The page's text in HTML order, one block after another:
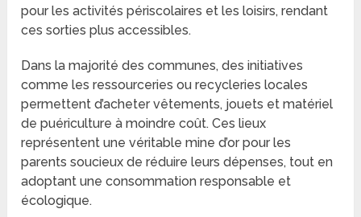
pour les activités périscolaires et les loisirs, rendant
ces sorties plus accessibles.
Dans la majorité des communes, des initiatives
comme les ressourceries ou recycleries locales
permettent d’acheter vêtements, jouets et matériel
de puériculture à moindre coût. Ces lieux
représentent une véritable mine d’or pour les
parents soucieux de réduire leurs dépenses, tout en
adoptant une consommation responsable et
écologique.